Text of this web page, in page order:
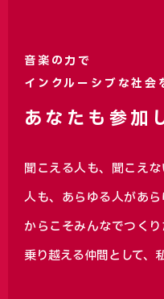
音楽の力で
インクルーシブな社会
あなたも参加
聞こえる人も、聞こえ
人も、あらゆる人があら
からこそみんなでつく
乗り越える仲間として、